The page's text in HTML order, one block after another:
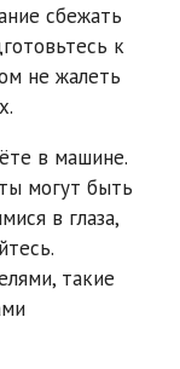
сбежать
к
не жалеть
в машине.
могут быть
в глаза,
такие